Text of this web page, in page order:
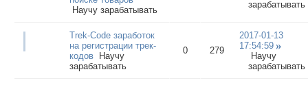
Научу зарабатывать
зарабатывать
Trek-Code заработок
на регистрации трек-
кодов
Научу
зарабатывать
0 279
2017-01-13
17:54:59
Научу
зарабатывать